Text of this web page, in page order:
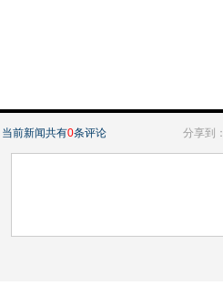
当前新闻共有0条评论 分享到：